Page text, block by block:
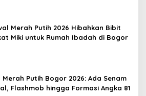
Merah Putih 2026 Hibahkan Bibit
Miki untuk Rumah Ibadah di Bogor
Merah Putih Bogor 2026: Ada Senam
Flashmob hingga Formasi Angka 81